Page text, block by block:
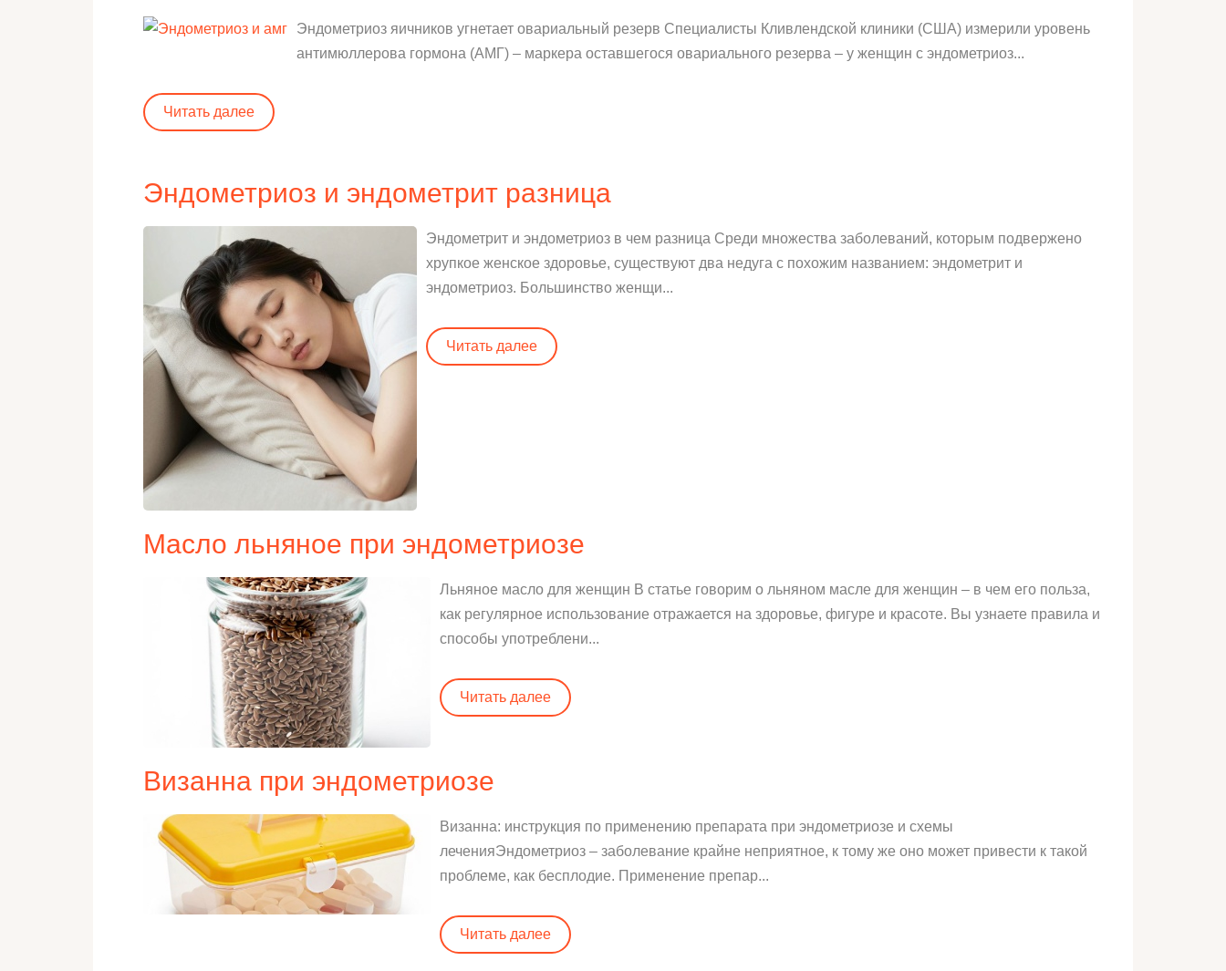
Эндометриоз яичников угнетает овариальный резерв Специалисты Кливлендской клиники (США) измерили уровень
антимюллерова гормона (АМГ) – маркера оставшегося овариального резерва – у женщин с эндометриоз...
Читать далее
Эндометриоз и эндометрит разница
Эндометрит и эндометриоз в чем разница Среди множества заболеваний, которым подвержено
хрупкое женское здоровье, существуют два недуга с похожим названием: эндометрит и
эндометриоз. Большинство женщи...
Читать далее
Масло льняное при эндометриозе
Льняное масло для женщин В статье говорим о льняном масле для женщин – в чем его польза,
как регулярное использование отражается на здоровье, фигуре и красоте. Вы узнаете правила и
способы употреблени...
Читать далее
Визанна при эндометриозе
Визанна: инструкция по применению препарата при эндометриозе и схемы
леченияЭндометриоз – заболевание крайне неприятное, к тому же оно может привести к такой
проблеме, как бесплодие. Применение препар...
Читать далее